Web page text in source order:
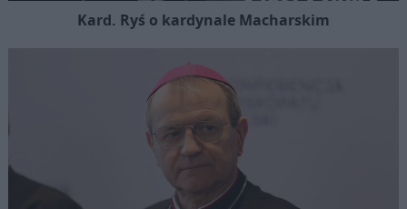
Kard. Ryś o kardynale Macharskim